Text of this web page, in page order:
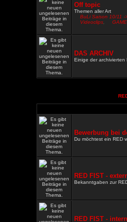
Off topic
Themen aller Art
BuLi Saison 10/11 -
Videoclips
DAS ARCHIV
Einige der
Bewerbung bei
Du möchtest ein RED
RED FIST -
Bekanntgaben zur
RED FIST - intern